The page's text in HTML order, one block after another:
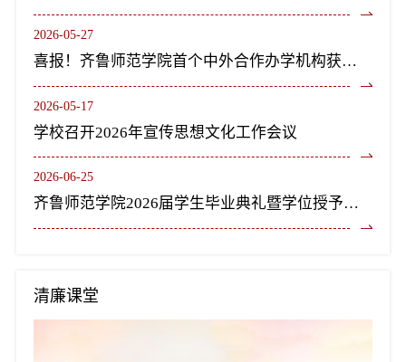
2026-05-27
喜报！齐鲁师范学院首个中外合作办学机构获教育部正式批复设立
2026-05-17
学校召开2026年宣传思想文化工作会议
2026-06-25
齐鲁师范学院2026届学生毕业典礼暨学位授予仪式隆重举行
清廉课堂